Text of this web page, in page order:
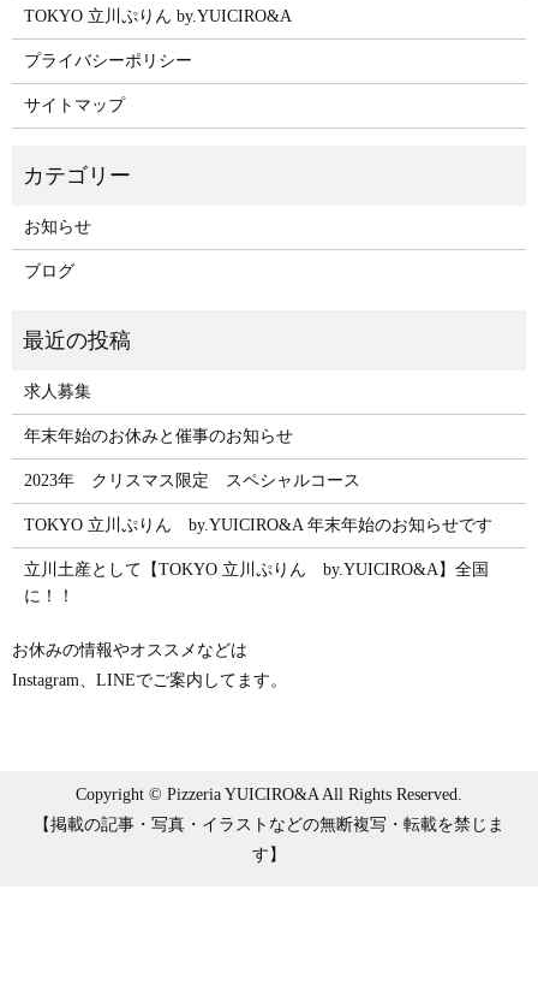
TOKYO 立川ぷりん by.YUICIRO&A
プライバシーポリシー
サイトマップ
お知らせ
ブログ
求人募集
年末年始のお休みと催事のお知らせ
2023年 クリスマス限定 スペシャルコース
TOKYO 立川ぷりん by.YUICIRO&A 年末年始のお知らせです
立川土産として【TOKYO 立川ぷりん by.YUICIRO&A】全国
に！！
お休みの情報やオススメなどは
Instagram、LINEでご案内してます。
Copyright © Pizzeria YUICIRO&A All Rights Reserved.
【掲載の記事・写真・イラストなどの無断複写・転載を禁じま
す】